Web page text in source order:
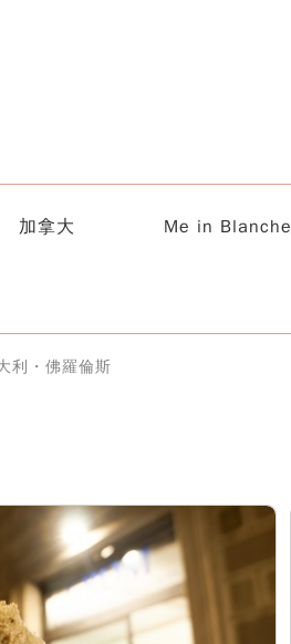
加拿大 Me in Blanche
利・佛羅倫斯